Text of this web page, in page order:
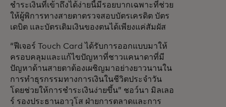
ชำระเงินที่เข้าถึงได้ง่ายนี้มีรอยบากเฉพาะที่ช่วย
ให้ผู้พิการทางสายตาตรวจสอบบัตรเครดิต บัตร
เดบิต และบัตรเติมเงินของตนได้เพียงแค่สัมผัส
“ฟีเจอร์ Touch Card ได้รับการออกแบบมาให้
ครอบคลุมและแก้ไขปัญหาที่ชาวแคนาดาที่มี
ปัญหาด้านสายตาต้องเผชิญมาอย่างยาวนานใน
การทำธุรกรรมทางการเงินในชีวิตประจำวัน
โดยช่วยให้การชำระเงินง่ายขึ้น” ชอว์นา มิลเลอ
ร์ รองประธานอาวุโส ฝ่ายการตลาดและการ